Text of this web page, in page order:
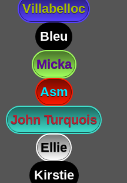
Villabelloc
Bleu
Micka
Asm
John Turquois
Ellie
Kirstie